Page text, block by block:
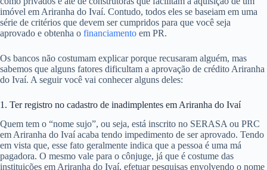
imóvel em Ariranha do Ivaí. Contudo, todos eles se baseiam em uma
série de critérios que devem ser cumpridos para que você seja
aprovado e obtenha o financiamento em PR.
Os bancos não costumam explicar porque recusaram alguém, mas
sabemos que alguns fatores dificultam a aprovação de crédito Ariranha
do Ivaí. A seguir você vai conhecer alguns deles:
1. Ter registro no cadastro de inadimplentes em Ariranha do Ivaí
Quem tem o “nome sujo”, ou seja, está inscrito no SERASA ou PRC
em Ariranha do Ivaí acaba tendo impedimento de ser aprovado. Tendo
em vista que, esse fato geralmente indica que a pessoa é uma má
pagadora. O mesmo vale para o cônjuge, já que é costume das
instituições em Ariranha do Ivaí, efetuar pesquisas envolvendo o nome